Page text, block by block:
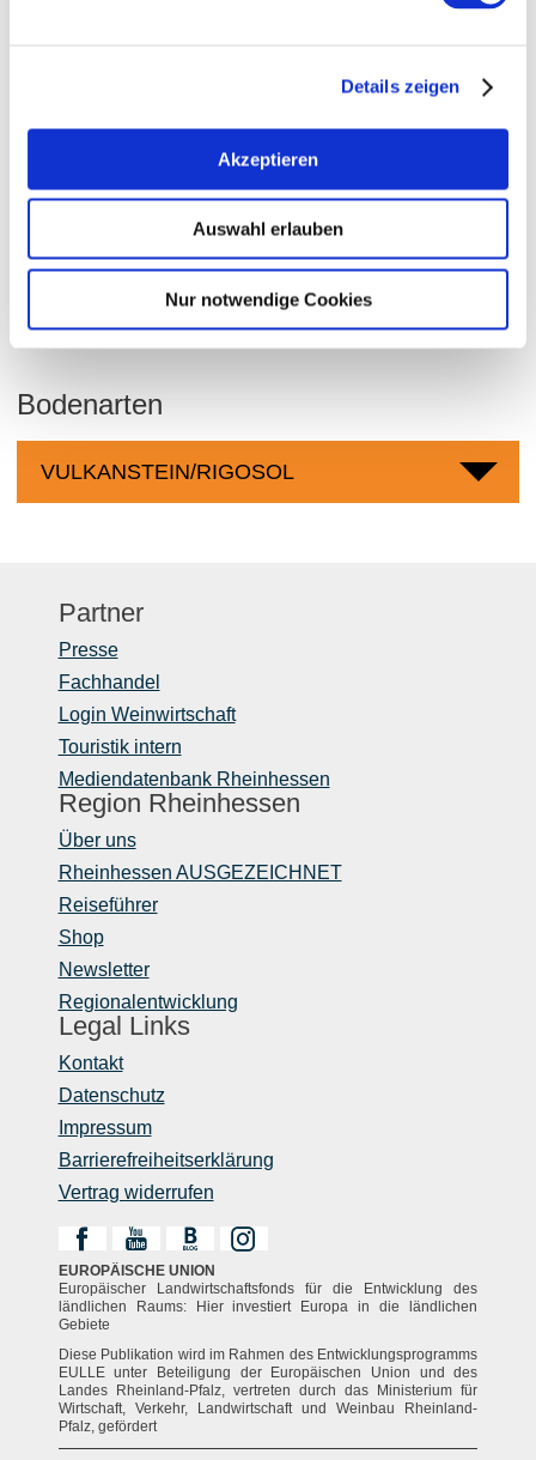
Details zeigen
Akzeptieren
Auswahl erlauben
Nur notwendige Cookies
1 Hektar
Bereich:
Rheingrafenstein
Einzellage: Eichelberg
Neu-Bamberg
Bodenarten
VULKANSTEIN/RIGOSOL
Partner
Presse
Fachhandel
Login Weinwirtschaft
Touristik intern
Mediendatenbank Rheinhessen
Region Rheinhessen
Über uns
Rheinhessen AUSGEZEICHNET
Reiseführer
Shop
Newsletter
Regionalentwicklung
Legal Links
Kontakt
Datenschutz
Impressum
Barrierefreiheitserklärung
Vertrag widerrufen
EUROPÄISCHE UNION
Europäischer Landwirtschaftsfonds für die Entwicklung des
ländlichen Raums: Hier investiert Europa in die ländlichen
Gebiete
Diese Publikation wird im Rahmen des Entwicklungsprogramms
EULLE unter Beteiligung der Europäischen Union und des
Landes Rheinland-Pfalz, vertreten durch das Ministerium für
Wirtschaft, Verkehr, Landwirtschaft und Weinbau Rheinland-
Pfalz, gefördert